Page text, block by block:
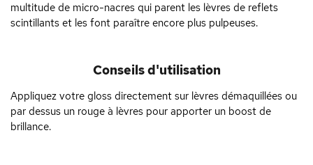
multitude de micro-nacres qui parent les lèvres de reflets
scintillants et les font paraître encore plus pulpeuses.
Conseils d'utilisation
Appliquez votre gloss directement sur lèvres démaquillées ou
par dessus un rouge à lèvres pour apporter un boost de
brillance.